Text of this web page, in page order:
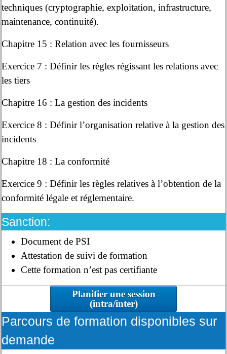
techniques (cryptographie, exploitation, infrastructure,
maintenance, continuité).
Chapitre 15 : Relation avec les fournisseurs
Exercice 7 : Définir les règles régissant les relations avec
les tiers
Chapitre 16 : La gestion des incidents
Exercice 8 : Définir l’organisation relative à la gestion des
incidents
Chapitre 18 : La conformité
Exercice 9 : Définir les règles relatives à l’obtention de la
conformité légale et réglementaire.
Sanction:
Document de PSI
Attestation de suivi de formation
Cette formation n’est pas certifiante
Planifier une session
(intra/inter)
Parcours de formation disponibles sur
demande